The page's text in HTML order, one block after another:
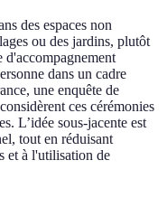
des espaces non
ou des jardins, plutôt
dans un cadre
une enquête de
ces cérémonies
L’idée sous-jacente est
tout en réduisant
et à l'utilisation de